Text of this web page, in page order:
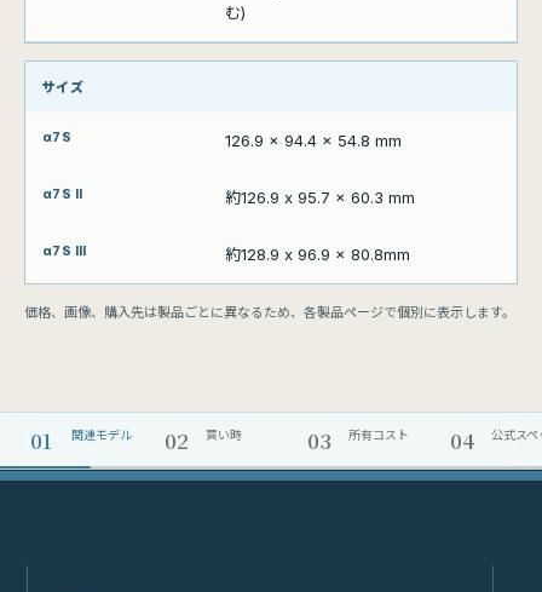
む)
サイズ
126.9 x 94.4 x 54.8 mm
約126.9 x 95.7 x 60.3 mm
約128.9 x 96.9 x 80.8mm
価格、画像、購入先は製品ごとに異なるため、各製品ページで個別に表示します。
01 関連モデル 02 買い時 03 所有コスト 04 公式スペ